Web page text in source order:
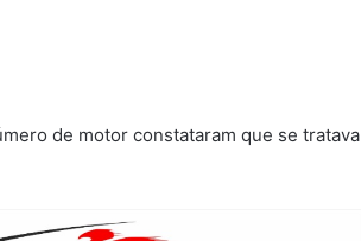
de motor constataram que se tratava